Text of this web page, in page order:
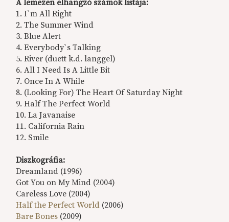
A lemezen elhangzó számok listája:
1. I`m All Right
2. The Summer Wind
3. Blue Alert
4. Everybody`s Talking
5. River (duett k.d. langgel)
6. All I Need Is A Little Bit
7. Once In A While
8. (Looking For) The Heart Of Saturday Night
9. Half The Perfect World
10. La Javanaise
11. California Rain
12. Smile
Diszkográfia:
Dreamland (1996)
Got You on My Mind (2004)
Careless Love (2004)
Half the Perfect World (2006)
Bare Bones (2009)